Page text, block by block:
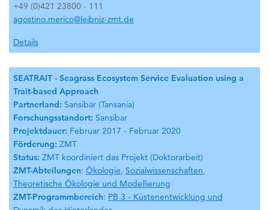
+49 (0)421 23800 - 111
agostino.merico@leibniz-zmt.de
Details
SEATRAIT - Seagrass Ecosystem Service Evaluation using a
Trait-based Approach
Partnerland: Sansibar (Tansania)
Forschungsstandort: Sansibar
Projektdauer: Februar 2017 - Februar 2020
Förderung: ZMT
Status: ZMT koordiniert das Projekt (Doktorarbeit)
ZMT-Abteilungen: Ökologie, Sozialwissenschaften,
Theoretische Ökologie und Modellierung
ZMT-Programmbereich: PB 3 - Küstenentwicklung und